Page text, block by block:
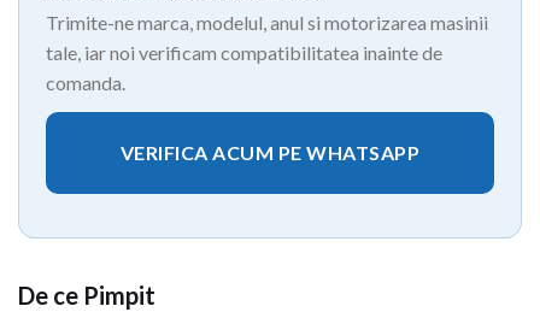
Trimite-ne marca, modelul, anul si motorizarea masinii
tale, iar noi verificam compatibilitatea inainte de
comanda.
VERIFICA ACUM PE WHATSAPP
De ce Pimpit